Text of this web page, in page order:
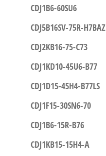
CDJ1B6-60SU6
CDJ5B16SV-75R-H7BAZ
CDJ2KB16-75-C73
CDJ1KD10-45U6-B77
CDJ1D15-45H4-B77LS
CDJ1F15-30SN6-70
CDJ1B6-15R-B76
CDJ1KB15-15H4-A